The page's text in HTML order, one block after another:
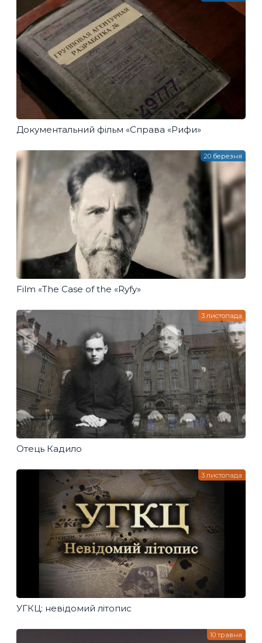
Документальний фільм «Справа «Рифи»
Film «The Case of the «Ryfy»
20 березня
Отець Кадило
3 листопада
УГКЦ: невідомий літопис
3 листопада
10 травня